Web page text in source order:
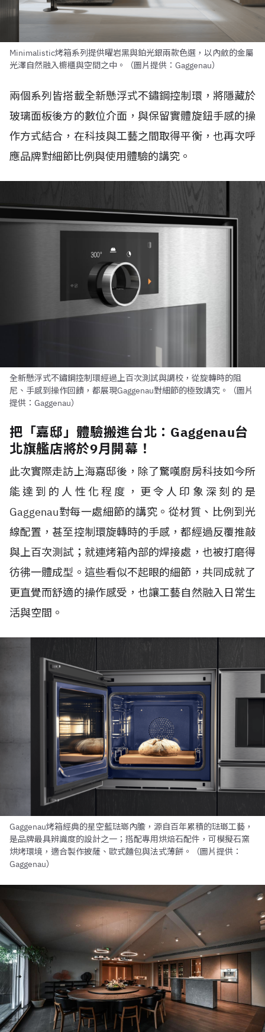
Minimalistic烤箱系列提供曜岩黑與鉑光銀兩款色選，以內斂的金屬
光澤自然融入櫥櫃與空間之中。（圖片提供：Gaggenau）
兩個系列皆搭載全新懸浮式不鏽鋼控制環，將隱藏於
玻璃面板後方的數位介面，與保留實體旋鈕手感的操
作方式結合，在科技與工藝之間取得平衡，也再次呼
應品牌對細節比例與使用體驗的講究。
全新懸浮式不鏽鋼控制環經過上百次測試與調校，從旋轉時的阻
尼、手感到操作回饋，都展現Gaggenau對細節的極致講究。（圖片
提供：Gaggenau）
把「嘉邸」體驗搬進台北：Gaggenau台
北旗艦店將於9月開幕！
此次實際走訪上海嘉邸後，除了驚嘆廚房科技如今所
能達到的人性化程度，更令人印象深刻的是
Gaggenau對每一處細節的講究。從材質、比例到光
線配置，甚至控制環旋轉時的手感，都經過反覆推敲
與上百次測試；就連烤箱內部的焊接處，也被打磨得
彷彿一體成型。這些看似不起眼的細節，共同成就了
更直覺而舒適的操作感受，也讓工藝自然融入日常生
活與空間。
Gaggenau烤箱經典的星空藍琺瑯內膽，源自百年累積的琺瑯工藝，
是品牌最具辨識度的設計之一；搭配專用烘焙石配件，可模擬石窯
烘烤環境，適合製作披薩、歐式麵包與法式薄餅。（圖片提供：
Gaggenau）